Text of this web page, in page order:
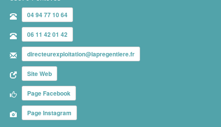
04 94 77 10 64
06 11 42 01 42
directeurexploitation@lapregentiere.fr
Site Web
Page Facebook
Page Instagram